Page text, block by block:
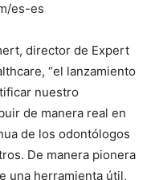
es-es
director de Expert
“el lanzamiento
nuestro
de manera real en
de los odontólogos
De manera pionera
una herramienta útil,